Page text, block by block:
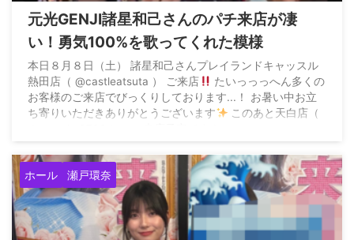
元光GENJI諸星和己さんのパチ来店が凄
い！勇気100%を歌ってくれた模様
本日８月８日（土） 諸星和己さんプレイランドキャッスル
熱田店（ @castleatsuta ） ご来店
たいっっっへん多くの
お客様のご来店でびっくりしております...！ お暑い中お立
ち寄りいただきありがとうございます
このあと天白店（
プレイランドキャッスル (@castle_model_) August ...
ホール 瀬戸環奈